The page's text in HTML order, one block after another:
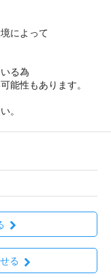
によって
る為
能性もあります。
。
る